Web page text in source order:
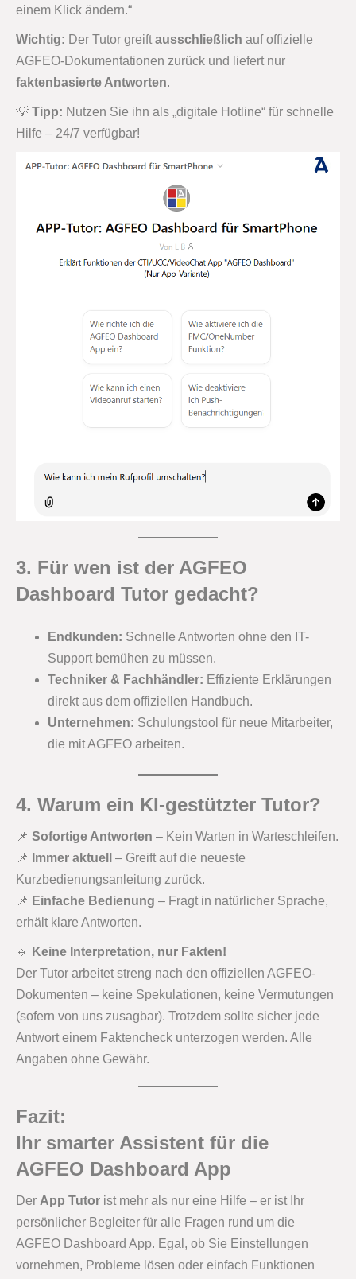
einem Klick ändern.“
Wichtig: Der Tutor greift ausschließlich auf offizielle
AGFEO-Dokumentationen zurück und liefert nur
faktenbasierte Antworten.
💡 Tipp: Nutzen Sie ihn als „digitale Hotline“ für schnelle
Hilfe – 24/7 verfügbar!
3. Für wen ist der AGFEO
Dashboard Tutor gedacht?
Endkunden: Schnelle Antworten ohne den IT-
Support bemühen zu müssen.
Techniker & Fachhändler: Effiziente Erklärungen
direkt aus dem offiziellen Handbuch.
Unternehmen: Schulungstool für neue Mitarbeiter,
die mit AGFEO arbeiten.
4. Warum ein KI-gestützter Tutor?
📌 Sofortige Antworten – Kein Warten in Warteschleifen.
📌
Immer aktuell
– Greift auf die neueste
Kurzbedienungsanleitung zurück.
📌 Einfache Bedienung – Fragt in natürlicher Sprache,
erhält klare Antworten.
🔹
Keine Interpretation, nur Fakten!
Der Tutor arbeitet streng nach den offiziellen AGFEO-
Dokumenten – keine Spekulationen, keine Vermutungen
(sofern von uns zusagbar). Trotzdem sollte sicher jede
Antwort einem Faktencheck unterzogen werden. Alle
Angaben ohne Gewähr.
Fazit:
Ihr smarter Assistent für die
AGFEO Dashboard App
Der App Tutor ist mehr als nur eine Hilfe – er ist Ihr
persönlicher Begleiter für alle Fragen rund um die
AGFEO Dashboard App. Egal, ob Sie Einstellungen
vornehmen, Probleme lösen oder einfach Funktionen